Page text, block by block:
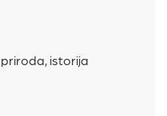
istorija